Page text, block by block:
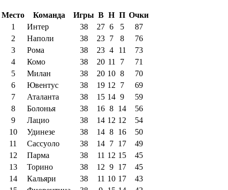
Место Команда Игры В Н П Очки
1
Интер 38 27 6 5
87
2
Наполи 38 23 7 8
76
3
Рома 38 23 4 11
73
4
Комо 38 20 11 7
71
5
Милан 38 20 10 8
70
6
Ювентус 38 19 12 7
69
7
Аталанта 38 15 14 9
59
8
Болонья 38 16 8 14
56
9
Лацио 38 14 12 12
54
10
Удинезе 38 14 8 16
50
11
Сассуоло 38 14 7 17
49
12
Парма 38 11 12 15
45
13
Торино 38 12 9 17
45
14
Кальяри 38 11 10 17
43